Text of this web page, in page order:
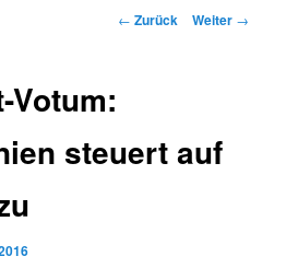
Beitragsnavigation
← Zurück Weiter →
Votum:
steuert auf